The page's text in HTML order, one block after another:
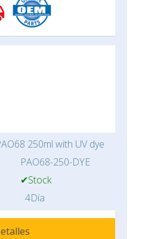
250ml with UV dye
PAO68-250-DYE
✔Stock
4Día